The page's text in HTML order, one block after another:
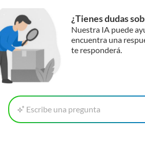
¿Tienes dudas
Nuestra IA puede
encuentra una
te responderá.
Escribe una pregunta